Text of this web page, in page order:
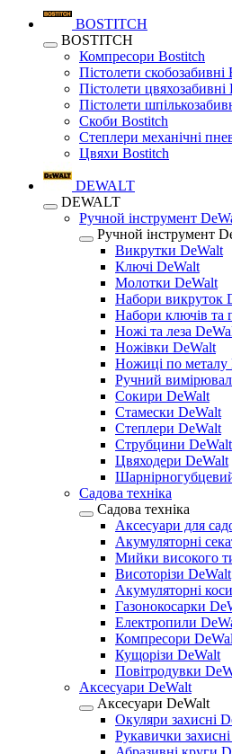
BOSTITCH
BOSTITCH
Компресори Bostitch
Пістолети скобозабивні
Пістолети цвяхозабивні
Пістолети
Скоби Bostitch
Степлери механічні
Цвяхи Bostitch
DEWALT
DEWALT
Ручной інструмент
Ручной інструмент
Викрутки DeWalt
Ключі DeWalt
Молотки DeWalt
Набори викруток
Набори ключів та
Ножі та леза
Ножівки DeWalt
Ножиці по металу
Ручний
Сокири DeWalt
Стамески DeWalt
Степлери DeWalt
Струбцини DeWalt
Цвяходери DeWalt
Садова техніка
Садова техніка
Аксесуари для
Акумуляторні
Мийки високого
Висоторізи DeWalt
Акумуляторні
Газонокосарки
Електропили
Компресори
Кущорізи DeWalt
Повітродувки
Аксесуари DeWalt
Аксесуари DeWalt
Окуляри захисні
Рукавички